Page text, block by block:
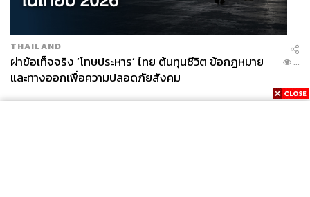
THAILAND
ผ่าข้อเท็จจริง ‘โทษประหาร’ ไทย ต้นทุนชีวิต ข้อกฎหมาย
และทางออกเพื่อความปลอดภัยสังคม
...